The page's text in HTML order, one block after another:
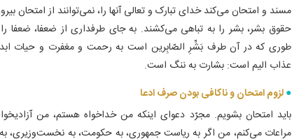
مسند و امتحان می‌کند خدای تبارک و تعالی آنها را، نمی‌توانند از امتحان
حقوق بشر، بشر را به تباهی می‌کشند. به جای طرفداری از ضعفا، ضعفا
طوری که در آن طرف بَشِّرِ الصّابِرین است به رحمت و مغفرت و حیات
عذاب الیم است: بشارت به ننگ است.
لزوم امتحان و ناکافی بودن صرف ادعا
باید امتحان بشویم. مجرّد دعوای اینکه من خداخواه هستم، من
مراعات می‌کنم، من اگر به ریاست جمهوری، به حکومت، به نخست‌وزیری، به